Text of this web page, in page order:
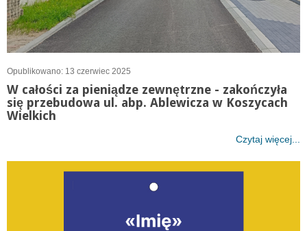
Opublikowano: 13 czerwiec 2025
W całości za pieniądze zewnętrzne - zakończyła
się przebudowa ul. abp. Ablewicza w Koszycach
Wielkich
Czytaj więcej...